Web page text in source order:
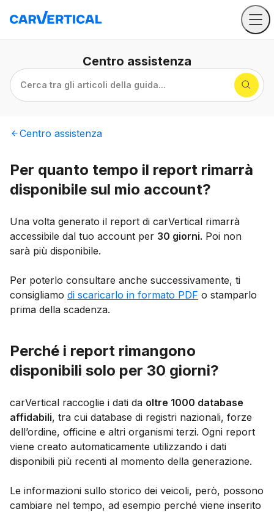
Centro assistenza
Cerca tra gli articoli della guida...
Centro assistenza
Per quanto tempo il report rimarrà
disponibile sul mio account?
Una volta generato il report di carVertical rimarrà
accessibile dal tuo account per 30 giorni. Poi non
sarà più disponibile.
Per poterlo consultare anche successivamente, ti
consigliamo di scaricarlo in formato PDF o stamparlo
prima della scadenza.
Perché i report rimangono
disponibili solo per 30 giorni?
carVertical raccoglie i dati da oltre 1000 database
affidabili, tra cui database di registri nazionali, forze
dell’ordine, officine e altri organismi terzi. Ogni report
viene creato automaticamente utilizzando i dati
disponibili più recenti al momento della generazione.
Le informazioni sullo storico dei veicoli, però, possono
cambiare nel tempo, ad esempio perché viene inserito